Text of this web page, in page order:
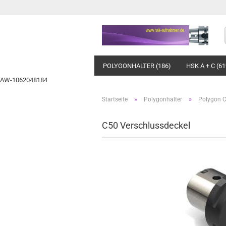
AW-1062048184
POLYGONHALTER (186) HSK A + C
Startseite » Polygonhalter » Polygon
C50 Verschlussdeckel